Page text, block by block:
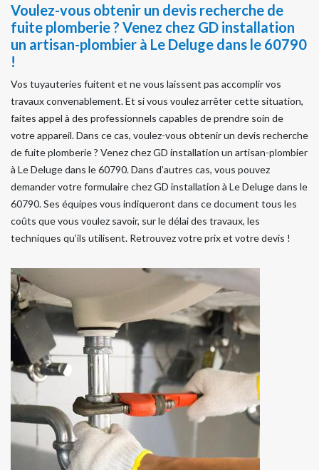
Voulez-vous obtenir un devis recherche de
fuite plomberie ? Venez chez GD installation
un artisan-plombier à Le Deluge dans le 60790
!
Vos tuyauteries fuitent et ne vous laissent pas accomplir vos
travaux convenablement. Et si vous voulez arrêter cette situation,
faites appel à des professionnels capables de prendre soin de
votre appareil. Dans ce cas, voulez-vous obtenir un devis recherche
de fuite plomberie ? Venez chez GD installation un artisan-plombier
à Le Deluge dans le 60790. Dans d’autres cas, vous pouvez
demander votre formulaire chez GD installation à Le Deluge dans le
60790. Ses équipes vous indiqueront dans ce document tous les
coûts que vous voulez savoir, sur le délai des travaux, les
techniques qu’ils utilisent. Retrouvez votre prix et votre devis !